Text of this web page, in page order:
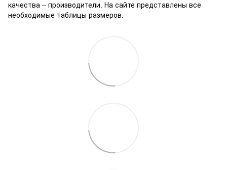
качества – производители. На сайте представлены все
необходимые таблицы размеров.